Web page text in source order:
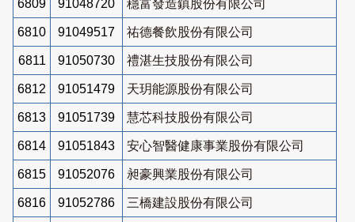
6809 91048720 穩富發造鎮股份有限公司
6810 91049517 祐德餐飲股份有限公司
6811 91050730 禮湛生技股份有限公司
6812 91051479 天玥能源股份有限公司
6813 91051739 慧芯科技股份有限公司
6814 91051843 安心智醫健康事業股份有限公司
6815 91052076 昶豪興業股份有限公司
6816 91052786 三橋建設股份有限公司